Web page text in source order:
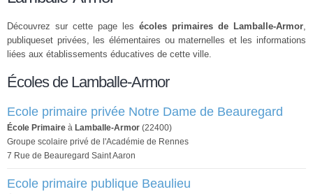
Découvrez sur cette page les écoles primaires de Lamballe-Armor,
publiqueset privées, les élémentaires ou maternelles et les informations
liées aux établissements éducatives de cette ville.
Écoles de Lamballe-Armor
Ecole primaire privée Notre Dame de Beauregard
École Primaire à Lamballe-Armor (22400)
Groupe scolaire privé de l'Académie de Rennes
7 Rue de Beauregard Saint Aaron
Ecole primaire publique Beaulieu